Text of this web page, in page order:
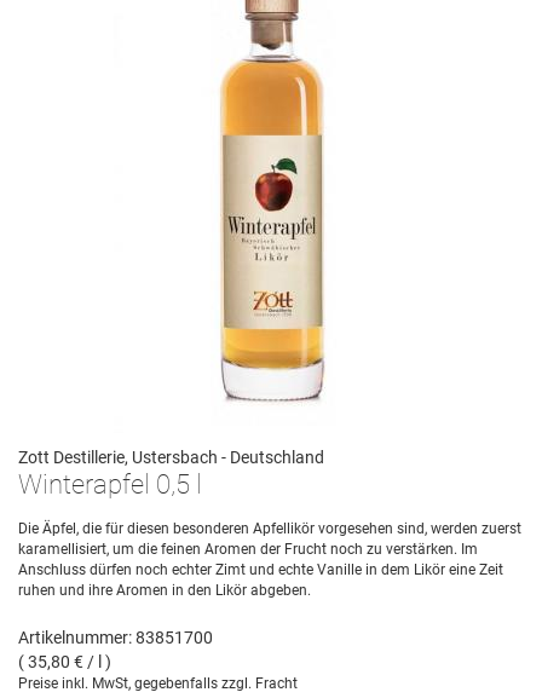
Zott Destillerie, Ustersbach - Deutschland
Winterapfel 0,5 l
Die Äpfel, die für diesen besonderen Apfellikör vorgesehen sind, werden zuerst
karamellisiert, um die feinen Aromen der Frucht noch zu verstärken. Im
Anschluss dürfen noch echter Zimt und echte Vanille in dem Likör eine Zeit
ruhen und ihre Aromen in den Likör abgeben.
Artikelnummer: 83851700
( 35,80 € / l )
Preise inkl. MwSt, gegebenfalls zzgl. Fracht